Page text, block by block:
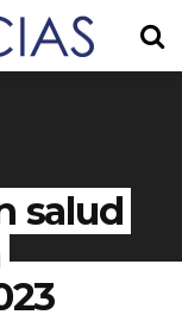
salud